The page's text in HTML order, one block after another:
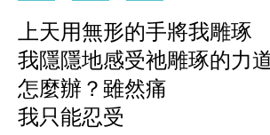
上天用無形的手將我雕琢
我隱隱地感受祂雕琢的力
怎麼辦？雖然痛
我只能忍受